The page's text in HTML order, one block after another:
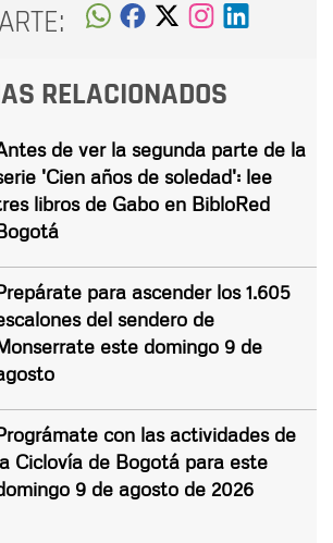
RELACIONADOS
de ver la segunda parte de la
'Cien años de soledad': lee
libros de Gabo en BibloRed
para ascender los 1.605
del sendero de
este domingo 9 de
con las actividades de
Ciclovía de Bogotá para este
9 de agosto de 2026